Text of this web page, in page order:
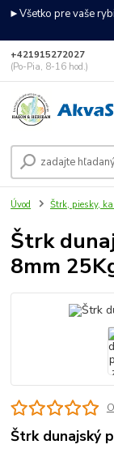
►Všetko pre vaše
+421915272027
(Po-Pia, 8-16 hod.)
Úvod Štrk, piesky,
Štrk
8mm
Štrk dunajský